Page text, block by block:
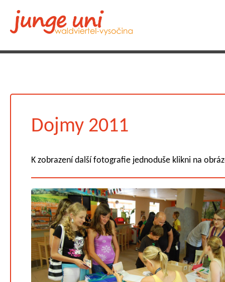
Dojmy 2011
K zobrazení další fotografie jednoduše klikni na